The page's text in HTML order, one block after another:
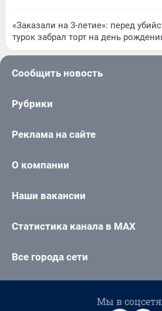
«Заказали на 3-летие»: перед
турок забрал торт на день
Сообщить новость
Рубрики
Реклама на сайте
О компании
Наши вакансии
Статистика канала в MAX
Все города сети
Мы в